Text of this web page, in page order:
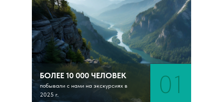
БОЛЕЕ 10 000 ЧЕЛОВЕК
побывали с нами на экскурсиях в
2025 г.
01